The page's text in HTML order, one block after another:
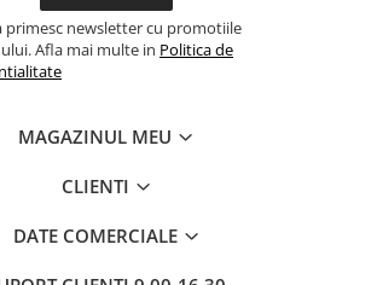
primesc newsletter cu promotiile
Afla mai multe in Politica de
MAGAZINUL MEU
CLIENTI
DATE COMERCIALE